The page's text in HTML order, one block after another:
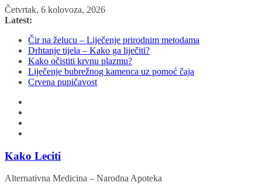
Skip
to
Četvrtak, 6 kolovoza, 2026
Latest:
Čir na želucu – Liječenje prirodnim metodama
Drhtanje tijela – Kako ga liječiti?
Kako očistiti krvnu plazmu?
Liječenje bubrežnog kamenca uz pomoć čaja
Crvena pupičavost
Kako Leciti
Alternativna Medicina – Narodna Apoteka